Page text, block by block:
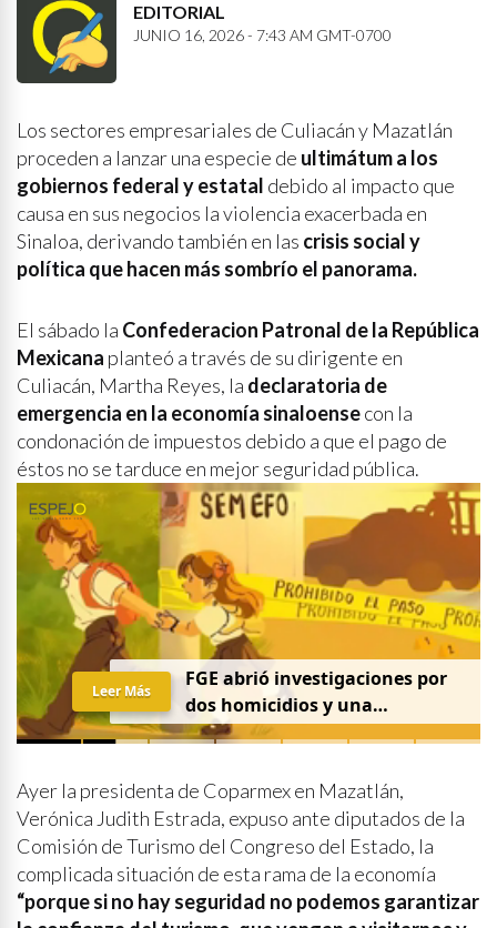
EDITORIAL
JUNIO 16, 2026 - 7:43 AM GMT-0700
Los sectores empresariales de Culiacán y Mazatlán
proceden a lanzar una especie de ultimátum a los
gobiernos federal y estatal debido al impacto que
causa en sus negocios la violencia exacerbada en
Sinaloa, derivando también en las crisis social y
política que hacen más sombrío el panorama.
El sábado la Confederacion Patronal de la República
Mexicana planteó a través de su dirigente en
Culiacán, Martha Reyes, la declaratoria de
emergencia en la economía sinaloensecon la
condonación de impuestos debido a que el pago de
éstos no se tarduce en mejor seguridad pública.
FGE abrió investigaciones por
dos homicidios y una
desaparición el 7 de agosto
Leer Más
Ayer la presidenta de Coparmex en Mazatlán,
Verónica Judith Estrada, expuso ante diputados de la
Comisión de Turismo del Congreso del Estado, la
complicada situación de esta rama de la economía
“porque si no hay seguridad no podemos garantizar